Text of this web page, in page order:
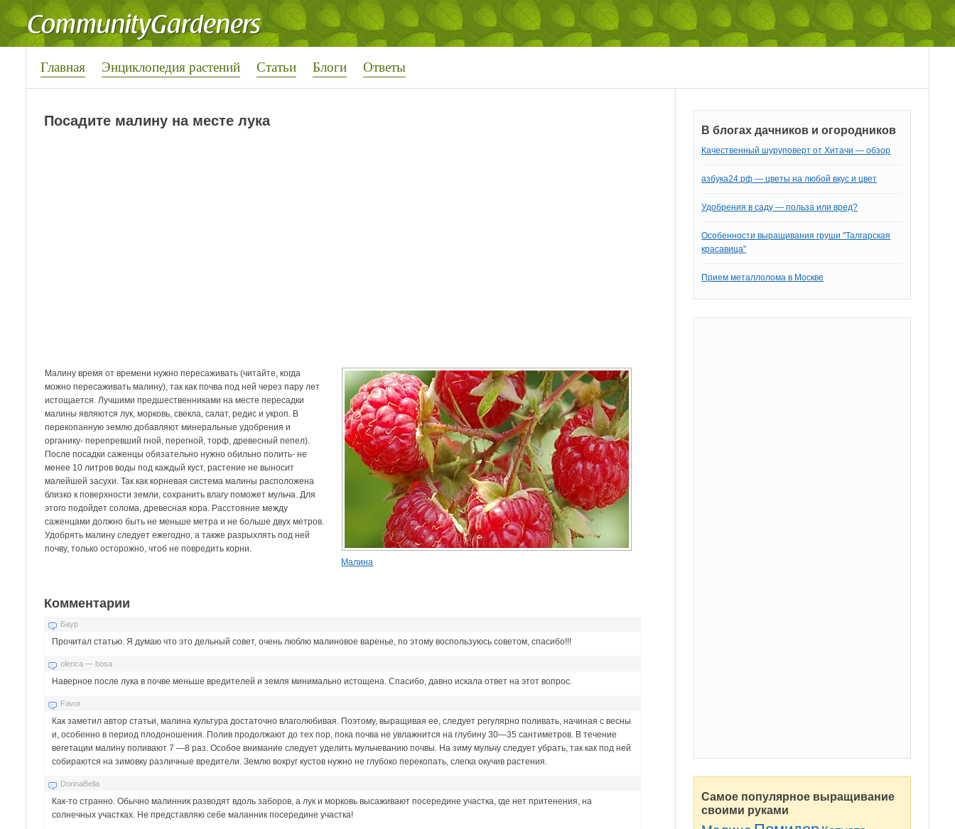
Главная Энциклопедия растений Статьи Блоги Ответы
Посадите малину на месте лука
Малина
Малину время от времени нужно пересаживать (читайте, когда
можно пересаживать малину), так как почва под ней через пару лет
истощается. Лучшими предшественниками на месте пересадки
малины являются лук, морковь, свекла, салат, редис и укроп. В
перекопанную землю добавляют минеральные удобрения и
органику- перепревший гной, перегной, торф, древесный пепел).
После посадки саженцы обязательно нужно обильно полить- не
менее 10 литров воды под каждый куст, растение не выносит
малейшей засухи. Так как корневая система малины расположена
близко к поверхности земли, сохранить влагу поможет мульча. Для
этого подойдет солома, древесная кора. Расстояние между
саженцами должно быть не меньше метра и не больше двух метров.
Удобрять малину следует ежегодно, а также разрыхлять под ней
почву, только осторожно, чтоб не повредить корни.
Комментарии
Баур
Прочитал статью. Я думаю что это дельный совет, очень люблю малиновое варенье, по этому воспользуюсь советом, спасибо!!!
olenca — bosa
Наверное после лука в почве меньше вредителей и земля минимально истощена. Спасибо, давно искала ответ на этот вопрос.
Favor
Как заметил автор статьи, малина культура достаточно влаголюбивая. Поэтому, выращивая ее, следует регулярно поливать, начиная с весны
и, особенно в период плодоношения. Полив продолжают до тех пор, пока почва не увлажнится на глубину 30—35 сантиметров. В течение
вегетации малину поливают 7 —8 раз. Особое внимание следует уделить мульчеванию почвы. На зиму мульчу следует убрать, так как под ней
собираются на зимовку различные вредители. Землю вокруг кустов нужно не глубоко перекопать, слегка окучив растения.
DonnaBella
Как-то странно. Обычно малинник разводят вдоль заборов, а лук и морковь высаживают посередине участка, где нет притенения, на
солнечных участках. Не представляю себе маланник посередине участка!
В блогах дачников и огородников
Качественный шуруповерт от Хитачи — обзор
азбука24.рф — цветы на любой вкус и цвет
Удобрения в саду — польза или вред?
Особенности выращивания груши "Талгарская
красавица"
Прием металлолома в Москве
Самое популярное выращивание
своими руками